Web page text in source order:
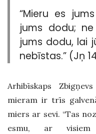
“Mieru es
jums dodu;
jums dodu, lai
nebīstas.” (Jņ
Arhibīskaps
mieram ir trīs
miers ar sevi. “Tas
esmu, ar visiem